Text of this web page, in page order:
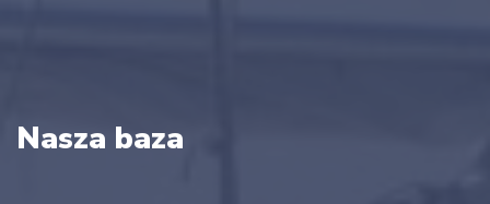
Nasza baza